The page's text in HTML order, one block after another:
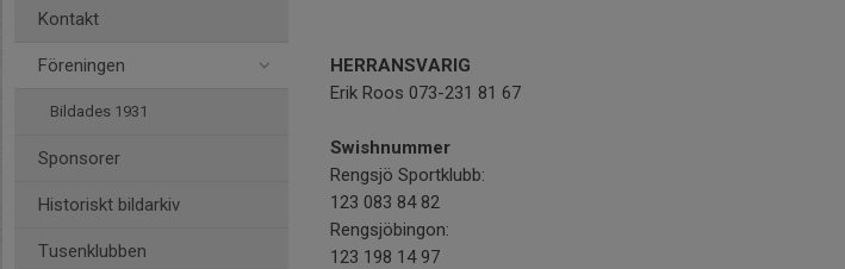
Kontakt
Föreningen
Bildades 1931
Sponsorer
Historiskt bildarkiv
Tusenklubben
HERRANSVARIG
Erik Roos 073-231 81 67
Swishnummer
Rengsjö Sportklubb:
123 083 84 82
Rengsjöbingon:
123 198 14 97